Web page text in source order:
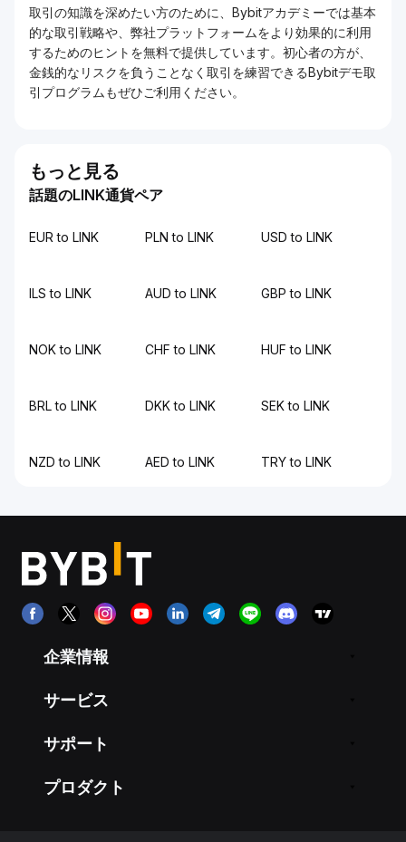
取引の知識を深めたい方のために、Bybitアカデミーでは基本
的な取引戦略や、弊社プラットフォームをより効果的に利用
するためのヒントを無料で提供しています。初心者の方が、
金銭的なリスクを負うことなく取引を練習できるBybitデモ取
引プログラムもぜひご利用ください。
もっと見る
話題のLINK通貨ペア
EUR to LINK PLN to LINK USD to LINK
ILS to LINK AUD to LINK GBP to LINK
NOK to LINK CHF to LINK HUF to LINK
BRL to LINK DKK to LINK SEK to LINK
NZD to LINK AED to LINK TRY to LINK
企業情報
サービス
サポート
プロダクト